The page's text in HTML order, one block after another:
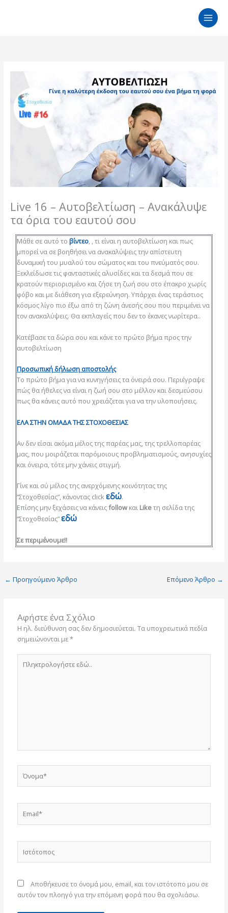
Live 16 – Αυτοβελτίωση – Ανακάλυψε
τα όρια του εαυτού σου
Μάθε σε αυτό το βίντεο, , τι είναι η αυτοβελτίωση και πως
μπορεί να σε βοηθήσει να ανακαλύψεις την απίστευτη
δυναμική του μυαλού του σώματος και του πνεύματός σου.
Ξεκλείδωσε τις φανταστικές αλυσίδες και τα δεσμά που σε
κρατούν περιορισμένο και ζήσε τη ζωή σου στο έπακρο χωρίς
φόβο και με διάθεση για εξερεύνηση. Υπάρχει ένας τεράστιος
κόσμος λίγο πιο έξω από τη ζώνη άνεσής σου που περιμένει να
τον ανακαλύψεις. Θα εκπλαγείς που δεν το έκανες νωρίτερα..
Κατέβασε τα δώρα σου και κάνε το πρώτο βήμα προς την
αυτοβελτίωση
Προσωπική δήλωση αποστολής
Το πρώτο βήμα για να κυνηγήσεις τα όνειρά σου. Περιέγραψε
πώς θα ήθελες να είναι η ζωή σου στο μέλλον και δεσμεύσου
πως θα κάνεις αυτό που χρειάζεται για να την υλοποιήσεις.
ΕΛΑ ΣΤΗΝ ΟΜΑΔΑ ΤΗΣ ΣΤΟΧΟΘΕΣΙΑΣ
Αν δεν είσαι ακόμα μέλος της παρέας μας, της τρελλοπαρέας
μας, που μοιράζεται παρόμοιους προβληματισμούς, ανησυχίες
και όνειρα, τότε μην χάνεις στιγμή.
Γίνε και σύ μέλος της ανερχόμενης κοινότητας της
“Στοχοθεσίας”, κάνοντας click εδώ.
Επίσης μην ξεχάσεις να κάνειςfollowκαι Likeτη σελίδα της
“Στοχοθεσίας”εδώ
Σε περιμένουμε!!
← Προηγούμενο Άρθρο Επόμενο Άρθρο →
Αφήστε ένα Σχόλιο
Η ηλ. διεύθυνση σας δεν δημοσιεύεται. Τα υποχρεωτικά πεδία
σημειώνονται με*
εδώ..
Αποθήκευσε το όνομά μου, email, και τον ιστότοπο μου σε
αυτόν τον πλοηγό για την επόμενη φορά που θα σχολιάσω.